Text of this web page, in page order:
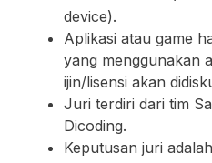
device).
Aplikasi atau game
yang menggunakan
ijin/lisensi akan
Juri terdiri dari tim
Dicoding.
Keputusan juri